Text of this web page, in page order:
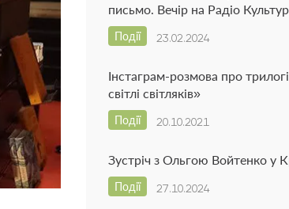
письмо. Вечір на Радіо
23.02.2024
Події
Інстаграм-розмова про
світлі світляків»
20.10.2021
Події
Зустріч з Ольгою Войтенко у
27.10.2024
Події